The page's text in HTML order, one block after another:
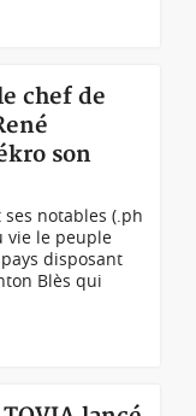
chef de
son
notables (.ph
vie le peuple
disposant
Blès qui